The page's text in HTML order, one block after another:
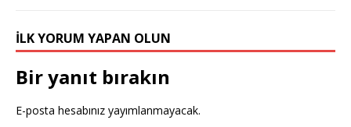
İLK YORUM YAPAN OLUN
Bir yanıt bırakın
E-posta hesabınız yayımlanmayacak.